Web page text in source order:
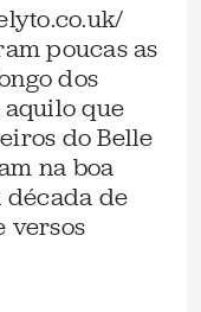
poucas as
dos
que
do Belle
na boa
década de
versos